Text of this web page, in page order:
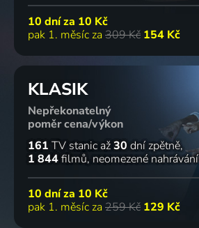
10 dní za 10 Kč
pak 1. měsíc za 309 Kč 154 Kč
KLASIK
Nepřekonatelný
poměr cena/výkon
161 TV stanic až30 dní zpětně
1 844filmů neomezené nahrávání
10 dní za 10 Kč
pak 1. měsíc za 259 Kč 129 Kč